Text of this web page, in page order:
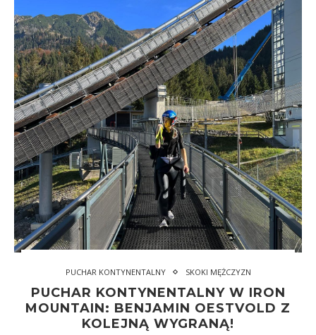
PUCHAR KONTYNENTALNY SKOKI MĘŻCZYZN
PUCHAR KONTYNENTALNY W IRON
MOUNTAIN: BENJAMIN OESTVOLD Z
KOLEJNĄ WYGRANĄ!